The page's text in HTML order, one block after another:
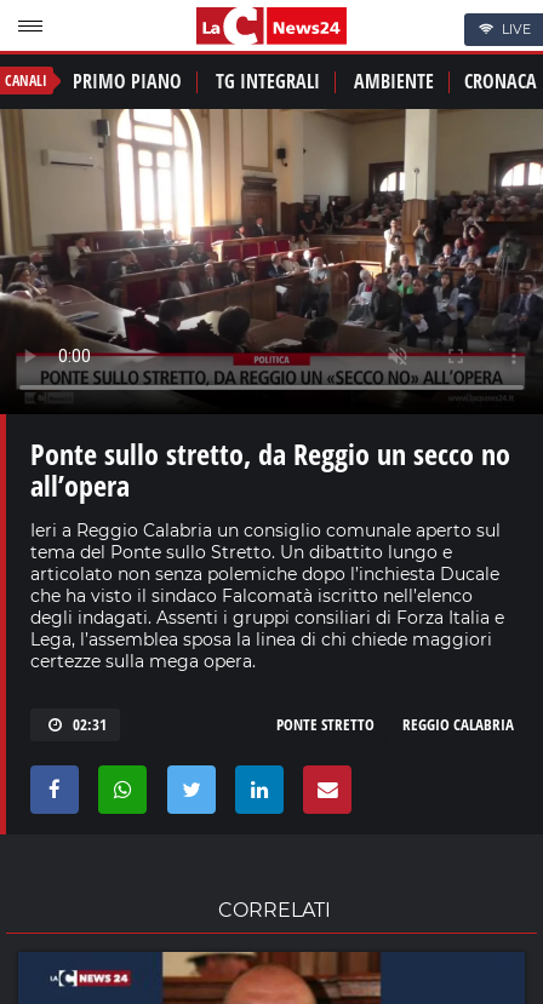
LIVE
CANALI PRIMO PIANO TG INTEGRALI AMBIENTE CRONACA
Ponte sullo stretto, da Reggio un secco no
all’opera
Ieri a Reggio Calabria un consiglio comunale aperto sul
tema del Ponte sullo Stretto. Un dibattito lungo e
articolato non senza polemiche dopo l’inchiesta Ducale
che ha visto il sindaco Falcomatà iscritto nell’elenco
degli indagati. Assenti i gruppi consiliari di Forza Italia e
Lega, l’assemblea sposa la linea di chi chiede maggiori
certezze sulla mega opera.
02:31 REGGIO CALABRIA
PONTE STRETTO
CORRELATI